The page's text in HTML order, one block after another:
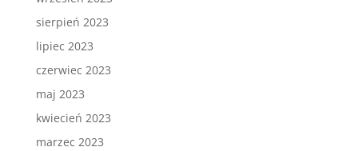
sierpień 2023
lipiec 2023
czerwiec 2023
maj 2023
kwiecień 2023
marzec 2023